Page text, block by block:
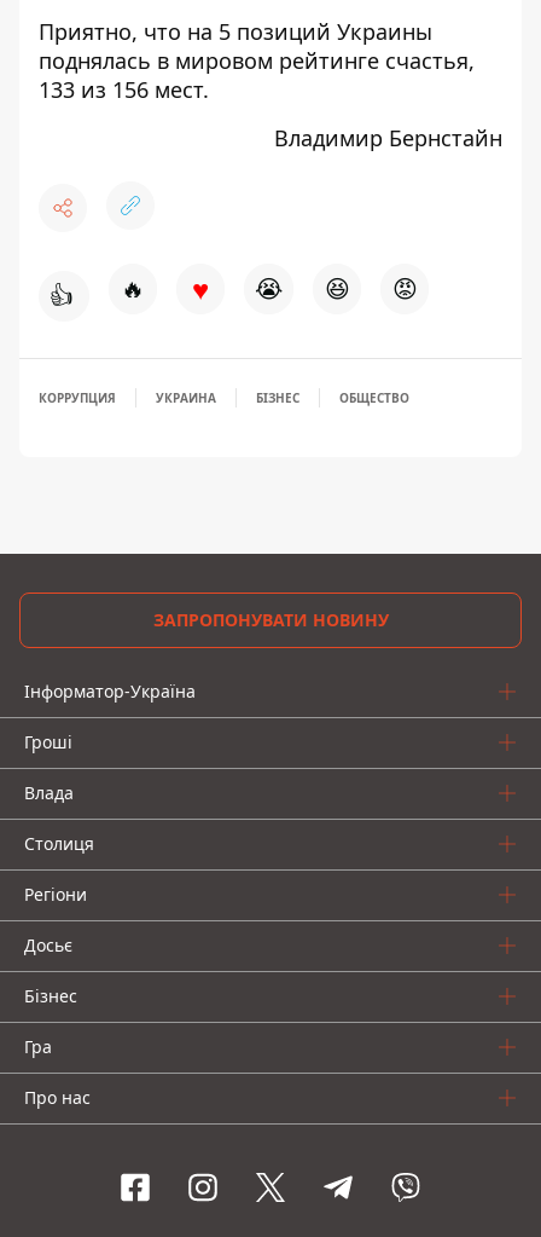
Приятно, что на 5 позиций Украины
поднялась в мировом рейтинге счастья,
133 из 156 мест.
Владимир Бернстайн
👍 🔥 ♥ 😭 😆 😡
КОРРУПЦИЯ УКРАИНА БІЗНЕС ОБЩЕСТВО
ЗАПРОПОНУВАТИ НОВИНУ
Інформатор-Україна
Гроші
Влада
Столиця
Регіони
Досьє
Бізнес
Гра
Про нас